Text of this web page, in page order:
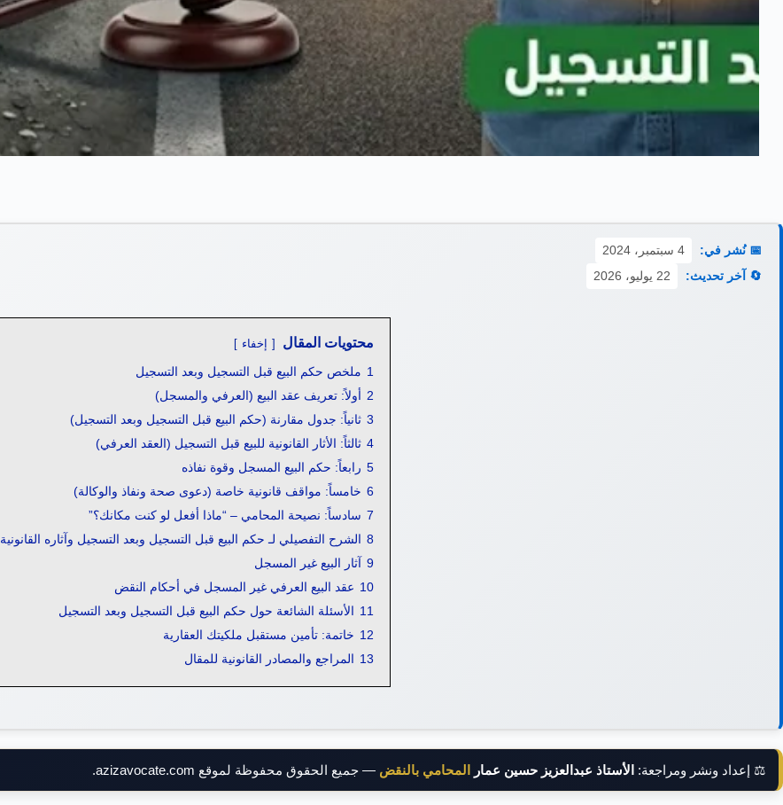
📅 نُشر في:
4 سبتمبر، 2024
🔄 آخر تحديث:
22 يوليو، 2026
محتويات المقال إخفاء
1 ملخص حكم البيع قبل التسجيل وبعد التسجيل
2 أولاً: تعريف عقد البيع (العرفي والمسجل)
3 ثانياً: جدول مقارنة (حكم البيع قبل التسجيل وبعد التسجيل)
4 ثالثاً: الأثار القانونية للبيع قبل التسجيل (العقد العرفي)
5 رابعاً: حكم البيع المسجل وقوة نفاذه
6 خامساً: مواقف قانونية خاصة (دعوى صحة ونفاذ والوكالة)
7 سادساً: نصيحة المحامي – “ماذا أفعل لو كنت مكانك؟”
8 الشرح التفصيلي لـ حكم البيع قبل التسجيل وبعد التسجيل وآثاره القانونية
9 آثار البيع غير المسجل
10 عقد البيع العرفي غير المسجل في أحكام النقض
11 الأسئلة الشائعة حول حكم البيع قبل التسجيل وبعد التسجيل
12 خاتمة: تأمين مستقبل ملكيتك العقارية
13 المراجع والمصادر القانونية للمقال
⚖️ إعداد ونشر ومراجعة: الأستاذ عبدالعزيز حسين عمار المحامي بالنقض — جميع الحقوق محفوظة لموقع azizavocate.com.